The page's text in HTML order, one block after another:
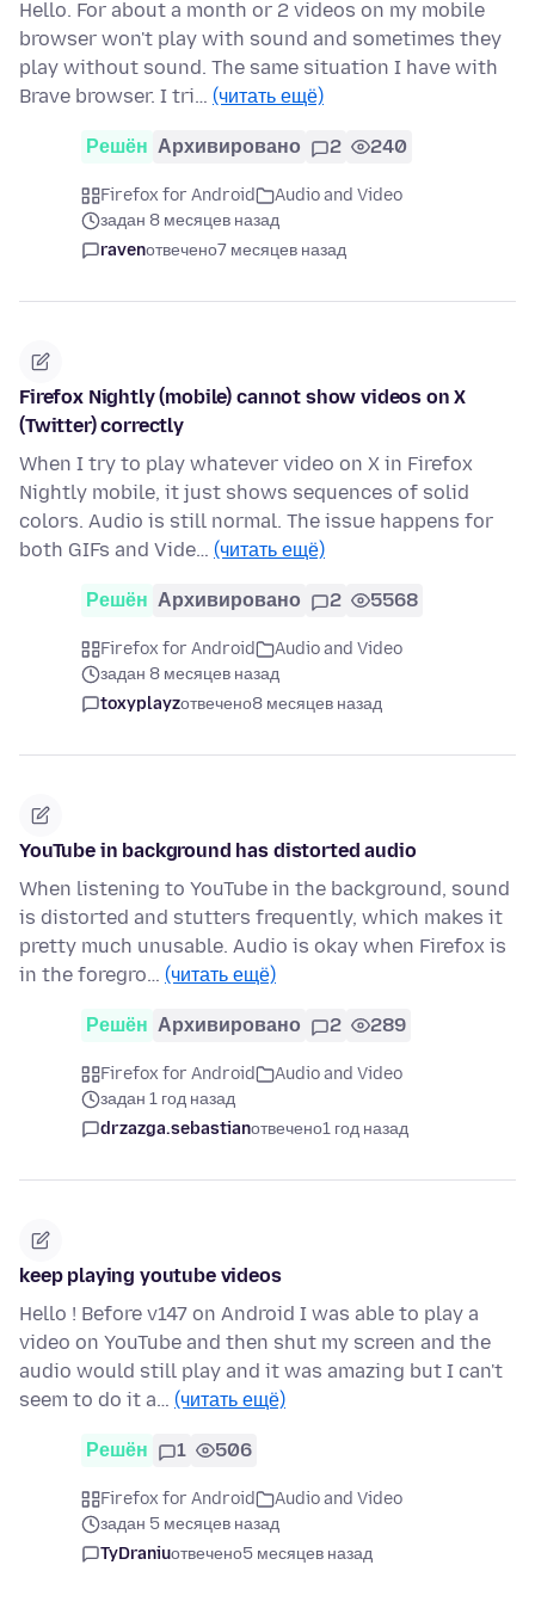
Hello. For about a month or 2 videos on my mobile
browser won't play with sound and sometimes they
play without sound. The same situation I have with
Brave browser. I tri… (читать ещё)
Решён Архивировано 2 240
Firefox for Android
Audio and Video
задан 8 месяцев назад
ravenотвечено7 месяцев назад
Firefox Nightly (mobile) cannot show videos on X
(Twitter) correctly
When I try to play whatever video on X in Firefox
Nightly mobile, it just shows sequences of solid
colors. Audio is still normal. The issue happens for
both GIFs and Vide… (читать ещё)
Решён Архивировано 2 5568
Firefox for Android
Audio and Video
задан 8 месяцев назад
toxyplayzотвечено8 месяцев назад
YouTube in background has distorted audio
When listening to YouTube in the background, sound
is distorted and stutters frequently, which makes it
pretty much unusable. Audio is okay when Firefox is
in the foregro… (читать ещё)
Решён Архивировано 2 289
Firefox for Android
Audio and Video
задан 1 год назад
drzazga.sebastianотвечено1 год назад
keep playing youtube videos
Hello ! Before v147 on Android I was able to play a
video on YouTube and then shut my screen and the
audio would still play and it was amazing but I can't
seem to do it a… (читать ещё)
Решён 1 506
Firefox for Android
Audio and Video
задан 5 месяцев назад
TyDraniuотвечено5 месяцев назад